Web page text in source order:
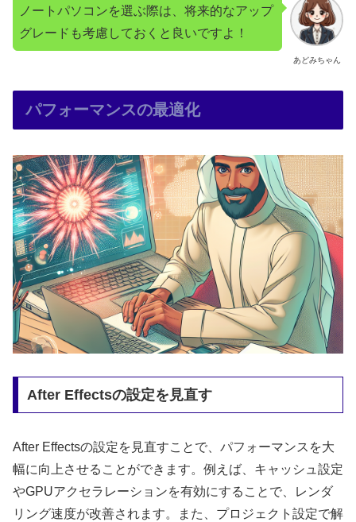
あどみちゃん
ノートパソコンを選ぶ際は、将来的なアップ
グレードも考慮しておくと良いですよ！
パフォーマンスの最適化
After Effectsの設定を見直す
After Effectsの設定を見直すことで、パフォーマンスを大
幅に向上させることができます。例えば、キャッシュ設定
やGPUアクセラレーションを有効にすることで、レンダ
リング速度が改善されます。また、プロジェクト設定で解